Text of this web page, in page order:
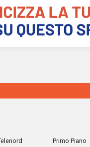
Primo Piano